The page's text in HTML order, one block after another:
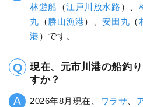
林遊船 （江戸川放水路 ）、
丸 （勝山漁港）、安田丸 （
港 ）です。
現在、元市川港の船釣
すか？
2026年8月現在、 ワラサ